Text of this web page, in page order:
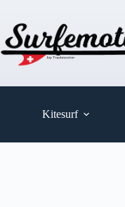
springen
Kitesurf